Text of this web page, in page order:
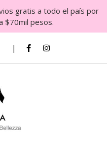
gratis a todo el país por
$70mil pesos.